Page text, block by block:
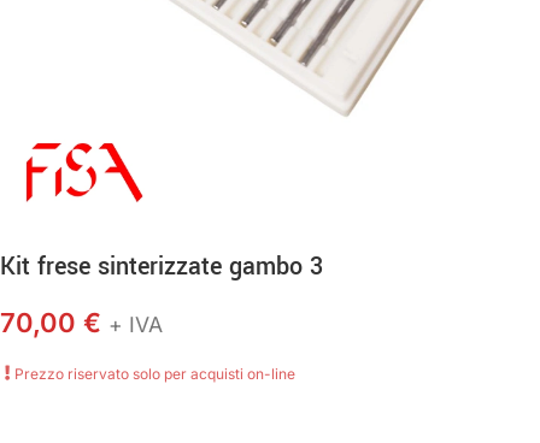
Kit frese sinterizzate gambo 3
70,00 € + IVA
Prezzo riservato solo per acquisti on-line